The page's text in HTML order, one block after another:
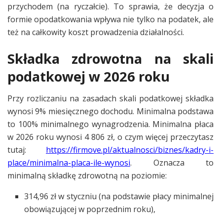
przychodem (na ryczałcie). To sprawia, że decyzja o
formie opodatkowania wpływa nie tylko na podatek, ale
też na całkowity koszt prowadzenia działalności.
Składka zdrowotna na skali
podatkowej w 2026 roku
Przy rozliczaniu na zasadach skali podatkowej składka
wynosi 9% miesięcznego dochodu. Minimalna podstawa
to 100% minimalnego wynagrodzenia. Minimalna płaca
w 2026 roku wynosi 4 806 zł, o czym więcej przeczytasz
tutaj: https://firmove.pl/aktualnosci/biznes/kadry-i-
place/minimalna-placa-ile-wynosi. Oznacza to
minimalną składkę zdrowotną na poziomie:
314,96 zł w styczniu (na podstawie płacy minimalnej
obowiązującej w poprzednim roku),